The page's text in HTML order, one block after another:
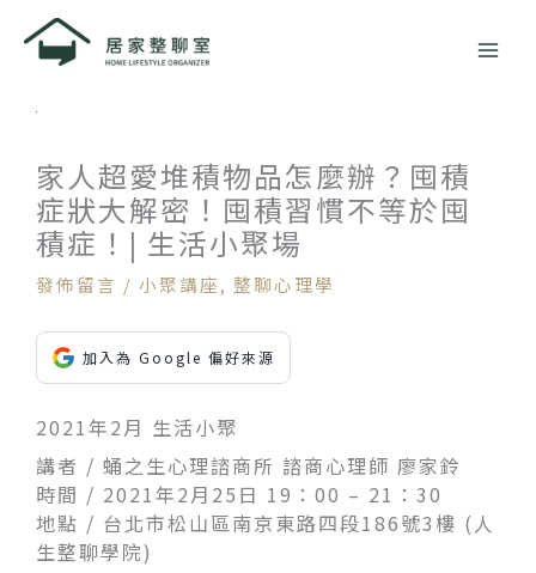
家人超愛堆積物品怎麼辦？囤積
症狀大解密！囤積習慣不等於囤
積症！| 生活小聚場
發佈留言 / 小聚講座, 整聊心理學
加入為 Google 偏好來源
2021年2月 生活小聚
講者 / 蛹之生心理諮商所 諮商心理師 廖家鈴
時間 / 2021年2月25日 19：00 – 21：30
地點 / 台北市松山區南京東路四段186號3樓 (人
生整聊學院)